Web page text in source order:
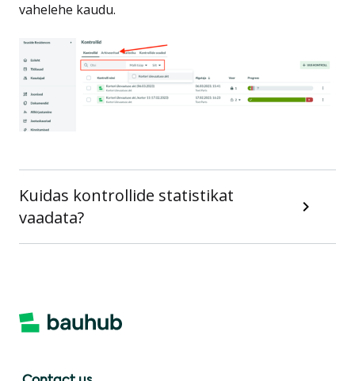
vahelehe kaudu.
Kuidas kontrollide statistikat
vaadata?